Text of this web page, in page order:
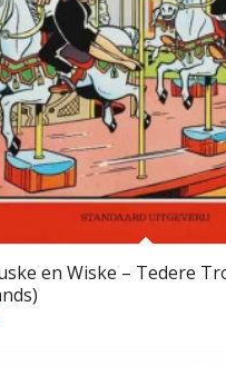
en Wiske – Tedere